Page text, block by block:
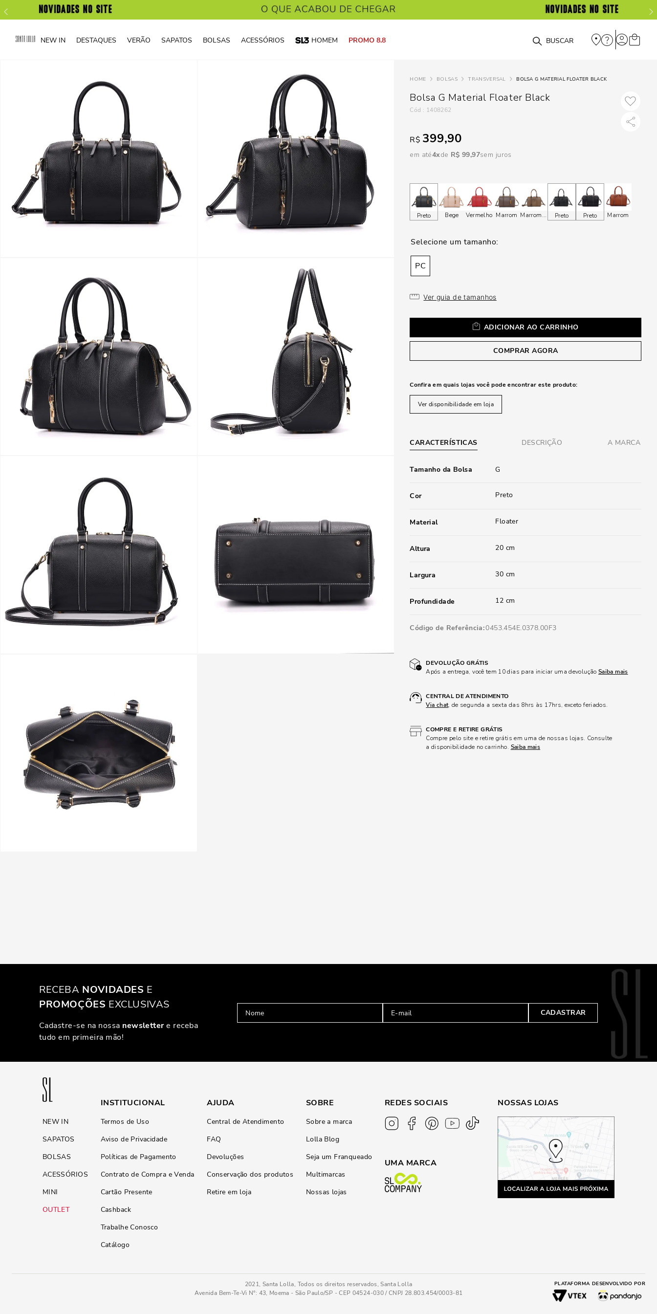
NEW IN DESTAQUES VERÃO SAPATOS BOLSAS ACESSÓRIOS HOMEM PROMO 8.8 O que você está procurando?
BOLSAS TRANSVERSAL BOLSA G MATERIAL FLOATER BLACK
Bolsa G Material Floater Black
: 1408262
R$ 399,90
em até4 R$ 99,97sem juros
Preto Bege Vermelho Marrom Marrom
Marrom
Preto Preto Marrom
PC
Ver guia de tamanhos
ADICIONAR AO CARRINHO
COMPRAR AGORA
Confira em quais lojas você pode encontrar este produto:
Ver disponibilidade em loja
CARACTERÍSTICAS DESCRIÇÃO A MARCA
Tamanho da Bolsa G
Cor Preto
Material Floater
Altura 20 cm
Largura 30 cm
Profundidade 12 cm
Código de Referência 0453.454E.0378.00F3
DEVOLUÇÃO GRÁTIS
Após a entrega, você tem 10 dias para iniciar uma devolução Saiba mais
CENTRAL DE ATENDIMENTO
Via chat, de segunda a sexta das 8hrs às 17hrs, exceto feriados.
COMPRE E RETIRE GRÁTIS
Compre pelo site e retire grátis em uma de nossas lojas. Consulte
a disponibilidade no carrinho. Saiba mais
RECEBA NOVIDADES E
PROMOÇÕES EXCLUSIVAS
Cadastre-se na nossa newslettere receba
tudo em primeira mão!
CADASTRAR
NEW IN
SAPATOS
BOLSAS
ACESSÓRIOS
MINI
OUTLET
INSTITUCIONAL
Termos de Uso
Aviso de Privacidade
Políticas de Pagamento
Contrato de Compra e Venda
Cartão Presente
Cashback
Trabalhe Conosco
Catálogo
AJUDA
Central de Atendimento
FAQ
Devoluções
Conservação dos produtos
Retire em loja
SOBRE
Sobre a marca
Lolla Blog
Seja um Franqueado
Multimarcas
Nossas lojas
REDES SOCIAIS
UMA MARCA
NOSSAS LOJAS
2021, Santa Lolla, Todos os direitos reservados, Santa Lolla
Avenida Bem-Te-Vi N°: 43, Moema - São Paulo/SP - CEP 04524-030 / CNPJ 28.803.454/0003-81
PLATAFORMA DESENVOLVIDO POR